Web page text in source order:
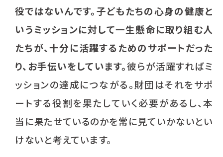
役ではないんです。子どもたちの心身の健康と
いうミッションに対して一生懸命に取り組む人
たちが、十分に活躍するためのサポートだった
り、お手伝いをしています。彼らが活躍すればミ
ッションの達成につながる。財団はそれをサポ
ートする役割を果たしていく必要があるし、本
当に果たせているのかを常に見ていかないとい
けないと考えています。